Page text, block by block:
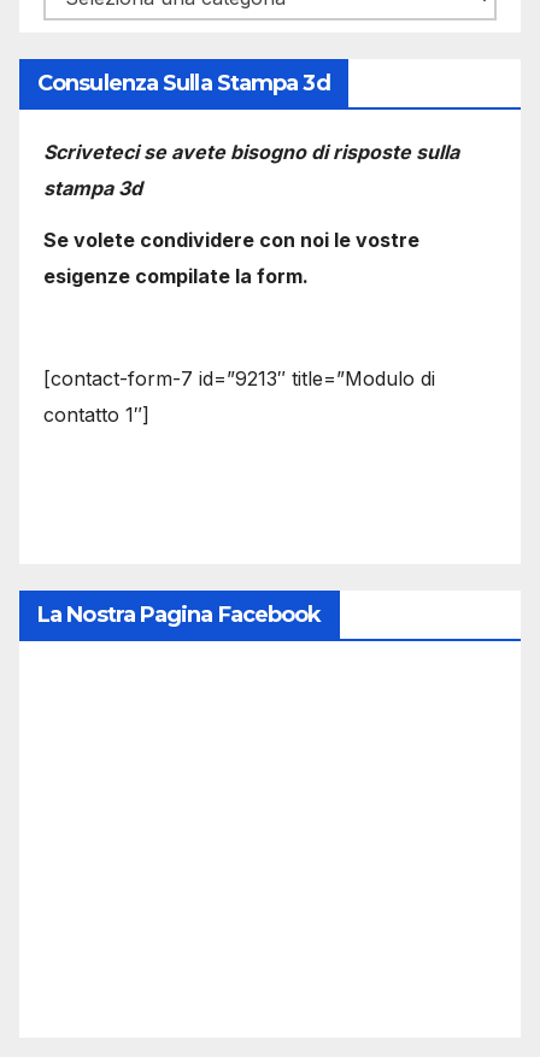
Consulenza Sulla Stampa 3d
Scriveteci se avete bisogno di risposte sulla
stampa 3d
Se volete condividere con noi le vostre
esigenze compilate la form.
[contact-form-7 id=”9213″ title=”Modulo di
contatto 1″]
La Nostra Pagina Facebook